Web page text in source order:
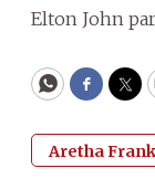
Elton John
WhatsApp
Aretha